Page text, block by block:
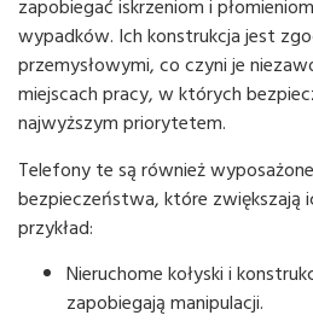
zapobiegać iskrzeniom i
wypadków. Ich konstrukcja jest
przemysłowymi, co czyni je
miejscach pracy, w których
najwyższym priorytetem.
Telefony te są również
bezpieczeństwa, które zwiększają
przykład:
Nieruchome kołyski i
zapobiegają manipulacji.